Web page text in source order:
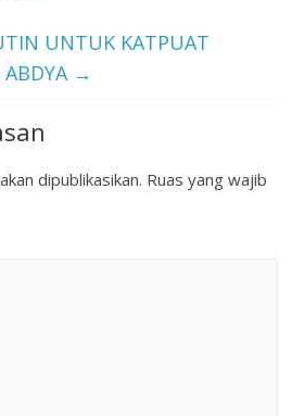
UNTUK KATPUAT
ABDYA →
dipublikasikan. Ruas yang wajib